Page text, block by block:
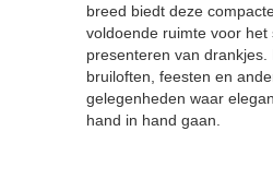
breed biedt deze
voldoende ruimte voor het
presenteren van drankjes.
bruiloften, feesten en
gelegenheden waar
hand in hand gaan.